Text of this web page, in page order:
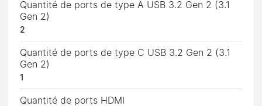
Quantité de ports de type A USB 3.2 Gen 2 (3.1
Gen 2)
2
Quantité de ports de type C USB 3.2 Gen 2 (3.1
Gen 2)
1
Quantité de ports HDMI